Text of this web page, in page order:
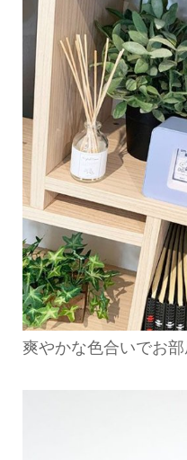
爽やかな色合いでお